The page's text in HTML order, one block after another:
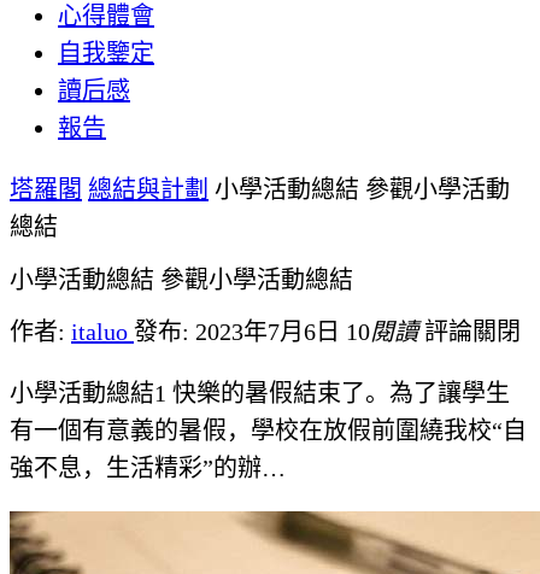
心得體會
自我鑒定
讀后感
報告
塔羅閣 總結與計劃 小學活動總結 參觀小學活動
總結
小學活動總結 參觀小學活動總結
作者: italuo 發布: 2023年7月6日 10閱讀 評論關閉
小學活動總結1 快樂的暑假結束了。為了讓學生
有一個有意義的暑假，學校在放假前圍繞我校“自
強不息，生活精彩”的辦…